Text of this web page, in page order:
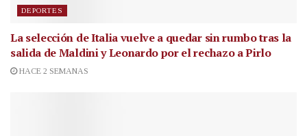
DEPORTES
La selección de Italia vuelve a quedar sin rumbo tras la
salida de Maldini y Leonardo por el rechazo a Pirlo
HACE 2 SEMANAS